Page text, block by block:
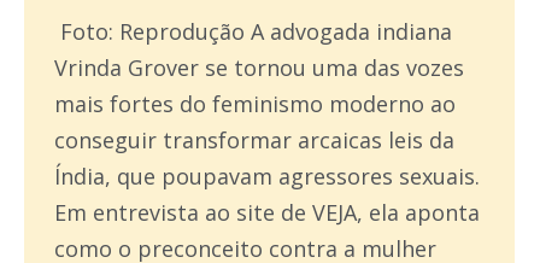
Foto: Reprodução A advogada indiana
Vrinda Grover se tornou uma das vozes
mais fortes do feminismo moderno ao
conseguir transformar arcaicas leis da
Índia, que poupavam agressores sexuais.
Em entrevista ao site de VEJA, ela aponta
como o preconceito contra a mulher